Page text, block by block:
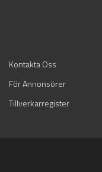
Kontakta Oss
För Annonsörer
Tillverkarregister